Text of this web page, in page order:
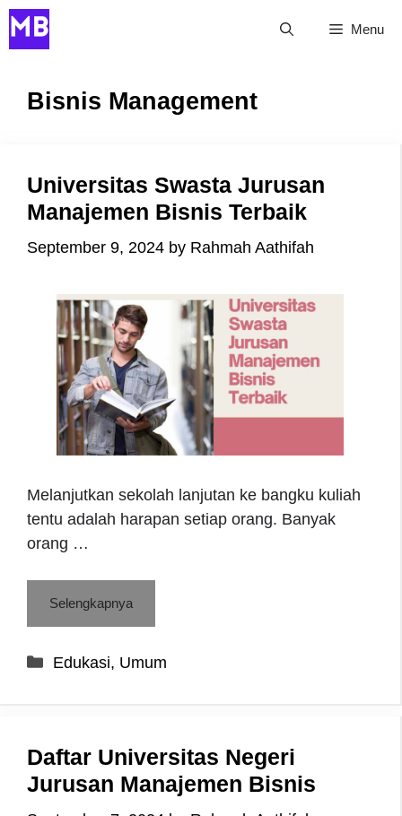
Skip
to
Menu
Bisnis Management
Universitas Swasta Jurusan
Manajemen Bisnis Terbaik
September 9, 2024 by Rahmah Aathifah
Melanjutkan sekolah lanjutan ke bangku kuliah
tentu adalah harapan setiap orang. Banyak
orang …
Selengkapnya
Categories
Edukasi, Umum
Daftar Universitas Negeri
Jurusan Manajemen Bisnis